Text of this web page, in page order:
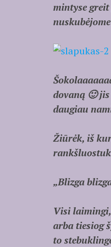
mintyse
dovaną 🙂
daugiau
Žiūrėk, iš
„Blizga
Visi
arba tiesiog
to